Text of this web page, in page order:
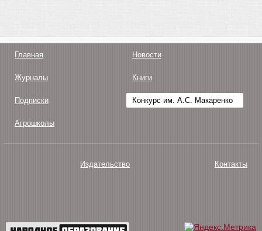
Главная Новости
Журналы Книги
Подписки Конкурс им. А.С. Макаренко
Агрошколы
Издательство Контакты